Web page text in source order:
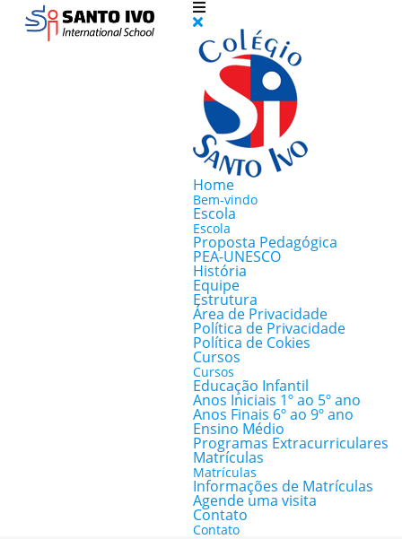
Home
Bem-vindo
Escola
Escola
Proposta Pedagógica
PEA-UNESCO
História
Equipe
Estrutura
Área de Privacidade
Política de Privacidade
Política de Cokies
Cursos
Cursos
Educação Infantil
Anos Iniciais 1º ao 5º ano
Anos Finais 6º ao 9º ano
Ensino Médio
Programas Extracurriculares
Matrículas
Matrículas
Informações de Matrículas
Agende uma visita
Contato
Contato